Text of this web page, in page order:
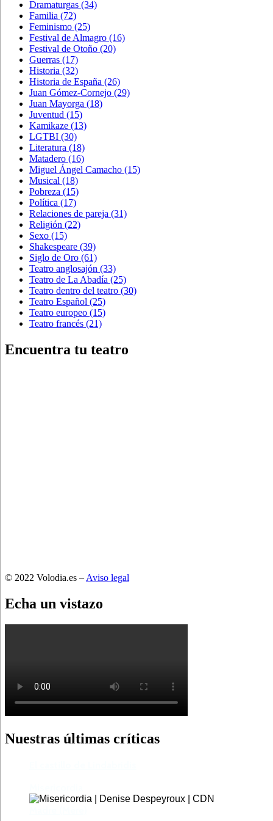
Dramaturgas (34)
Familia (72)
Feminismo (25)
Festival de Almagro (16)
Festival de Otoño (20)
Guerras (17)
Historia (32)
Historia de España (26)
Juan Gómez-Cornejo (29)
Juan Mayorga (18)
Juventud (15)
Kamikaze (13)
LGTBI (30)
Literatura (18)
Matadero (16)
Miguel Ángel Camacho (15)
Musical (18)
Pobreza (15)
Política (17)
Relaciones de pareja (31)
Religión (22)
Sexo (15)
Shakespeare (39)
Siglo de Oro (61)
Teatro anglosajón (33)
Teatro de La Abadía (25)
Teatro dentro del teatro (30)
Teatro Español (25)
Teatro europeo (15)
Teatro francés (21)
Encuentra tu teatro
© 2022 Volodia.es – Aviso legal
Echa un vistazo
Nuestras últimas críticas